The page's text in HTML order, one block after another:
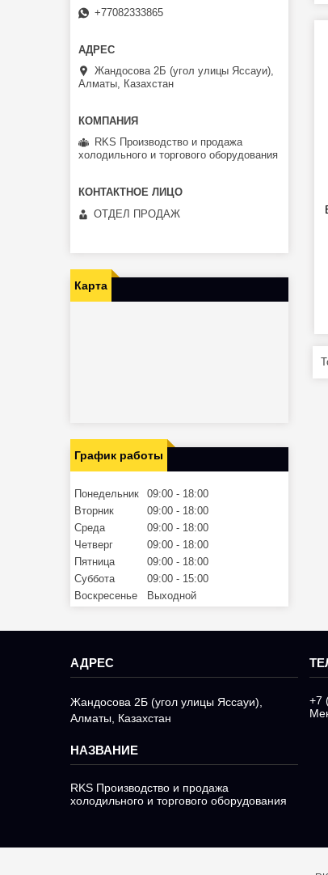
+77082333865
Жандосова 2Б (угол улицы Яссауи),
Алматы, Казахстан
RKS Производство и продажа
холодильного и торгового оборудования
ОТДЕЛ ПРОДАЖ
Карта
График работы
Понедельник 09:00
18:00
Вторник
09:00
18:00
Среда
09:00
18:00
Четверг
09:00
18:00
Пятница
09:00
18:00
Суббота
09:00
15:00
Воскресенье
Выходной
Жандосова 2Б (угол улицы Яссауи),
Алматы, Казахстан
RKS Производство и продажа
холодильного и торгового оборудования
+7